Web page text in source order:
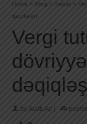
Home » Blog » Xəbər »
qaydaları
Vergi
by Audit.Az |